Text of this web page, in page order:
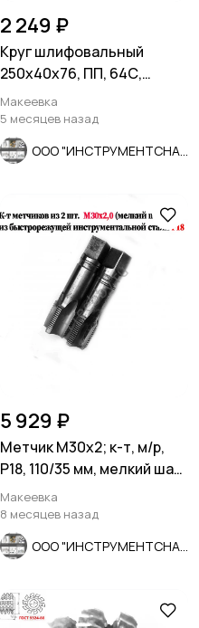
2 249 ₽
Круг шлифовальный
250х40х76, ПП, 64С,
зеленый, K7 V35, среднее
зерно.
Макеевка
5 месяцев назад
5 929 ₽
Метчик М30х2; к-т, м/р,
Р18, 110/35 мм, мелкий шаг,
шлиф, в/зав, СССР
Макеевка
8 месяцев назад